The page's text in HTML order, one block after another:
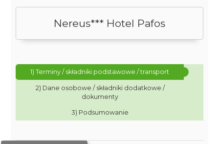
Nereus*** Hotel Pafos
1) Terminy / składniki podstawowe / transport
2) Dane osobowe / składniki dodatkowe /
dokumenty
3) Podsumowanie